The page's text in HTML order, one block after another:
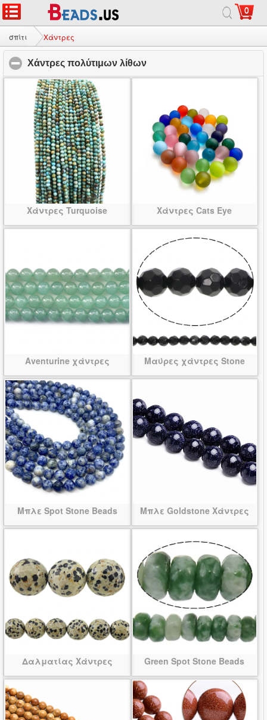
0
σπίτι Χάντρες
Χάντρες πολύτιμων λίθων
Χάντρες Turquoise Χάντρες Cats Eye
Aventurine χάντρες Μαύρες χάντρες Stone
Μπλε Spot Stone Beads Μπλε Goldstone Χάντρες
Δαλματίας Χάντρες Green Spot Stone Beads
σπίτι σχετικά με |Επικοινωνήστε μαζί μας Πλήρης ιστοσελίδας
© 2026 Γαλαξίας Κόσμημα Ltd. Όλα τα δικαιώματα διατηρούνται.